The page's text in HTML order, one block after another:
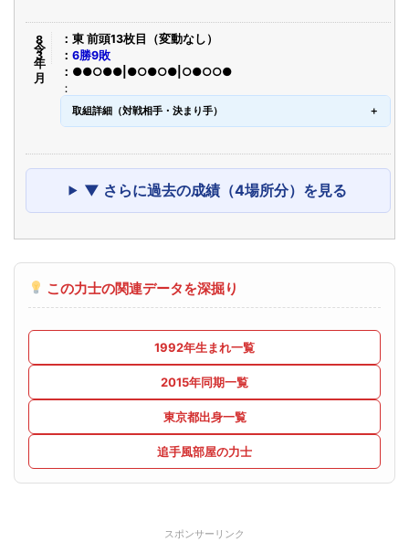
令8年3月
東 前頭13枚目（変動なし）
6勝9敗
●●○●●|●○●○●|○●○○●
取組詳細（対戦相手・決まり手）
▼ さらに過去の成績（4場所分）を見る
この力士の関連データを深掘り
1992年生まれ一覧
2015年同期一覧
東京都出身一覧
追手風部屋の力士
スポンサーリンク